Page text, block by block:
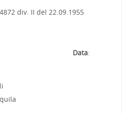
div. II del 22.09.1955
4 bis Data:
Novelli